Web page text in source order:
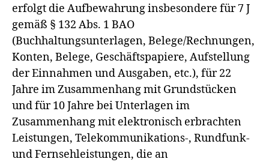
erfolgt die Aufbewahrung insbesondere für 7 J
gemäß § 132 Abs. 1 BAO
(Buchhaltungsunterlagen, Belege/Rechnungen,
Konten, Belege, Geschäftspapiere, Aufstellung
der Einnahmen und Ausgaben, etc.), für 22
Jahre im Zusammenhang mit Grundstücken
und für 10 Jahre bei Unterlagen im
Zusammenhang mit elektronisch erbrachten
Leistungen, Telekommunikations-, Rundfunk-
und Fernsehleistungen, die an